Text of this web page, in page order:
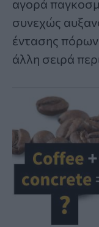
αγορά
συνεχώς
έντασης πόρων
άλλη σειρά